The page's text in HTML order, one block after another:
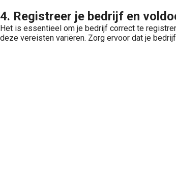
4. Registreer je bedrijf en
Het is essentieel om je bedrijf correct te
deze vereisten variëren. Zorg ervoor dat je